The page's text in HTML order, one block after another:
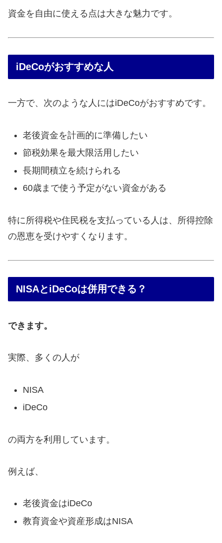
資金を自由に使える点は大きな魅力です。
iDeCoがおすすめな人
一方で、次のような人にはiDeCoがおすすめです。
老後資金を計画的に準備したい
節税効果を最大限活用したい
長期間積立を続けられる
60歳まで使う予定がない資金がある
特に所得税や住民税を支払っている人は、所得控除
の恩恵を受けやすくなります。
NISAとiDeCoは併用できる？
できます。
実際、多くの人が
NISA
iDeCo
の両方を利用しています。
例えば、
老後資金はiDeCo
教育資金や資産形成はNISA